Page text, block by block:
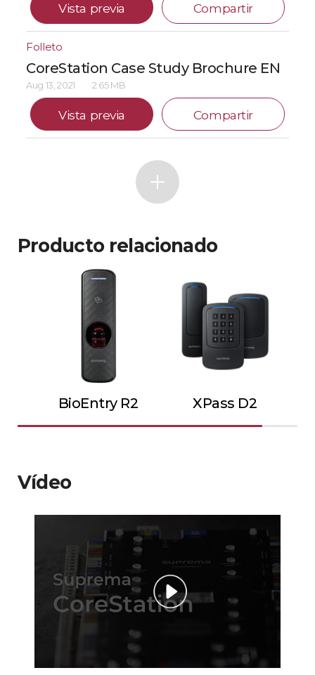
Vista previa Compartir
Folleto
CoreStation Case Study Brochure EN
Aug 13, 2021 2.65 MB
Vista previa Compartir
Producto relacionado
BioEntry R2 XPass D2
Vídeo